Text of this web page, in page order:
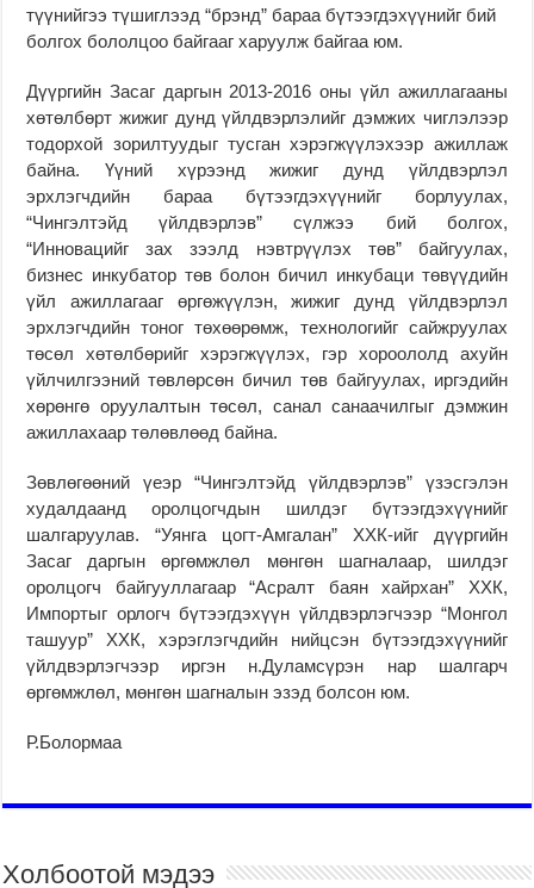
түүнийгээ түшиглээд “брэнд” бараа бүтээгдэхүүнийг бий
болгох бололцоо байгааг харуулж байгаа юм.
Дүүргийн Засаг даргын 2013-2016 оны үйл ажиллагааны
хөтөлбөрт жижиг дунд үйлдвэрлэлийг дэмжих чиглэлээр
тодорхой зорилтуудыг тусган хэрэгжүүлэхээр ажиллаж
байна. Үүний хүрээнд жижиг дунд үйлдвэрлэл
эрхлэгчдийн бараа бүтээгдэхүүнийг борлуулах,
“Чингэлтэйд үйлдвэрлэв” сүлжээ бий болгох,
“Инновацийг зах зээлд нэвтрүүлэх төв” байгуулах,
бизнес инкубатор төв болон бичил инкубаци төвүүдийн
үйл ажиллагааг өргөжүүлэн, жижиг дунд үйлдвэрлэл
эрхлэгчдийн тоног төхөөрөмж, технологийг сайжруулах
төсөл хөтөлбөрийг хэрэгжүүлэх, гэр хороололд ахуйн
үйлчилгээний төвлөрсөн бичил төв байгуулах, иргэдийн
хөрөнгө оруулалтын төсөл, санал санаачилгыг дэмжин
ажиллахаар төлөвлөөд байна.
Зөвлөгөөний үеэр “Чингэлтэйд үйлдвэрлэв” үзэсгэлэн
худалдаанд оролцогчдын шилдэг бүтээгдэхүүнийг
шалгаруулав. “Уянга цогт-Амгалан” ХХК-ийг дүүргийн
Засаг даргын өргөмжлөл мөнгөн шагналаар, шилдэг
оролцогч байгууллагаар “Асралт баян хайрхан” ХХК,
Импортыг орлогч бүтээгдэхүүн үйлдвэрлэгчээр “Монгол
ташуур” ХХК, хэрэглэгчдийн нийцсэн бүтээгдэхүүнийг
үйлдвэрлэгчээр иргэн н.Дуламсүрэн нар шалгарч
өргөмжлөл, мөнгөн шагналын эзэд болсон юм.
Р.Болормаа
Холбоотой мэдээ